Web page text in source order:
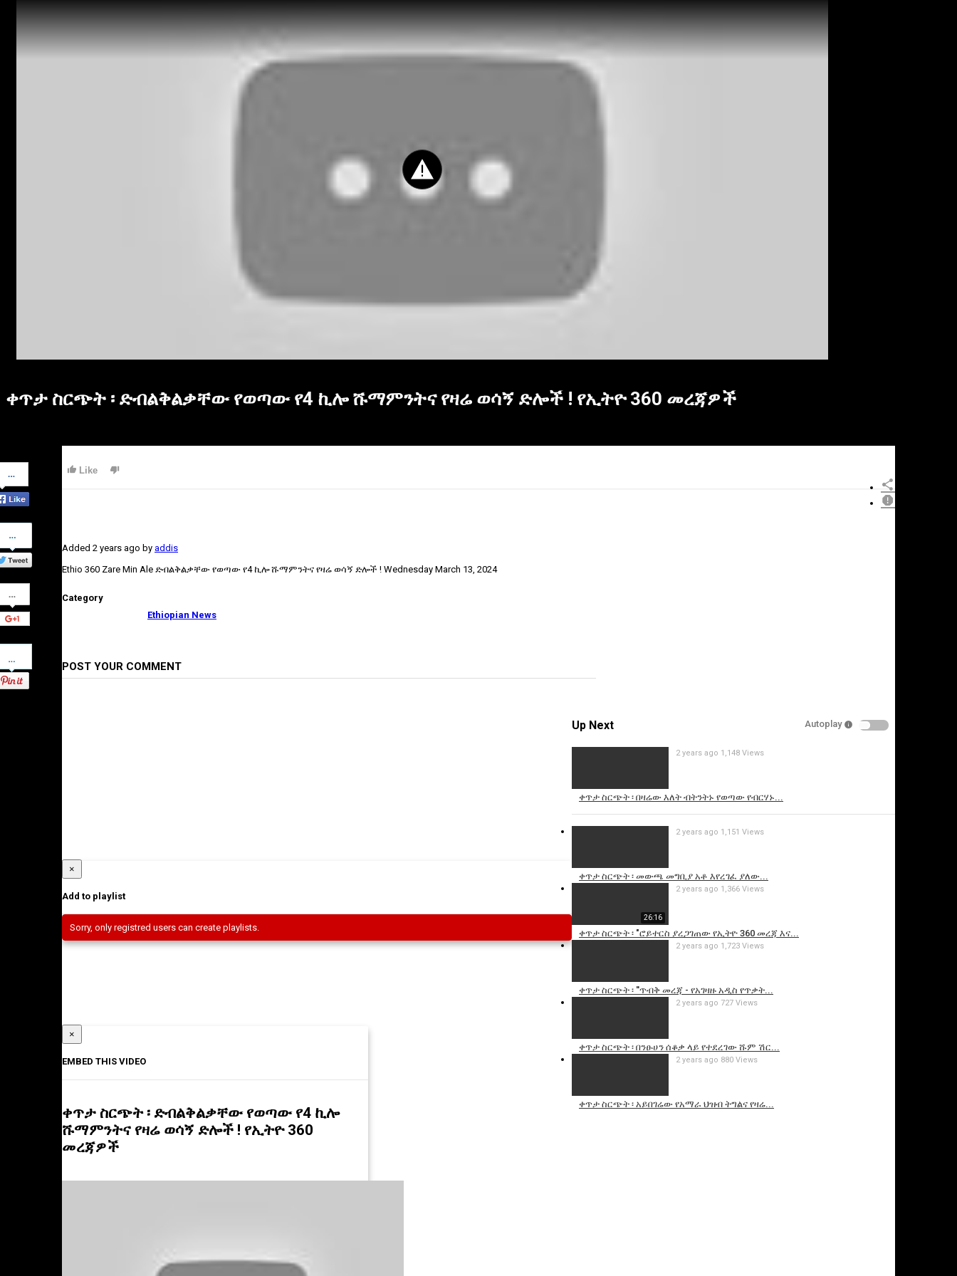
ቀጥታ ስርጭት ፡ ድብልቅልቃቸው የወጣው የ4 ኪሎ ሹማምንትና የዛሬ ወሳኝ ድሎች ! የኢትዮ 360 መረጃዎች
on
Facebook
Share
on
Twitter
Share
on
Google+
Pinterest
Like
Added 2 years ago by addis
Ethio 360 Zare Min Ale ድብልቅልቃቸው የወጣው የ4 ኪሎ ሹማምንትና የዛሬ ወሳኝ ድሎች ! Wednesday March 13, 2024
Category
Ethiopian News
POST YOUR COMMENT
Up Next Autoplay
ቀጥታ ስርጭት ፡ በዛሬው እለት ብትንትኑ የወጣው የብርሃኑ...
2 years ago 1,148 Views
ቀጥታ ስርጭት ፡ መውጫ መግቢያ አቶ እየረገፈ ያለው...
2 years ago 1,151 Views
26:16
ቀጥታ ስርጭት ፡ "ሮይተርስ ያረጋገጠው የኢትዮ 360 መረጃ እና...
2 years ago 1,366 Views
ቀጥታ ስርጭት ፡ ''ጥብቅ መረጃ - የአገዛዙ አዲስ የጥቃት...
2 years ago 1,723 Views
ቀጥታ ስርጭት ፡ በንፁሀን ሰቆቃ ላይ የተደረገው ሹም ሽር...
2 years ago 727 Views
ቀጥታ ስርጭት ፡ አይበገሬው የአማራ ህዝብ ትግልና የዛሬ...
2 years ago 880 Views
×
Add to playlist
Sorry, only registred users can create playlists.
×
EMBED THIS VIDEO
ቀጥታ ስርጭት ፡ ድብልቅልቃቸው የወጣው የ4 ኪሎ
ሹማምንትና የዛሬ ወሳኝ ድሎች ! የኢትዮ 360
መረጃዎች